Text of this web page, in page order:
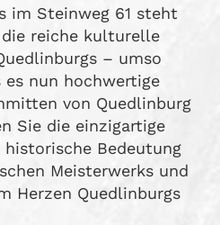
im Steinweg 61 steht
reiche kulturelle
– umso
nun hochwertige
von Quedlinburg
Sie die einzigartige
Bedeutung
Meisterwerks und
Herzen Quedlinburgs